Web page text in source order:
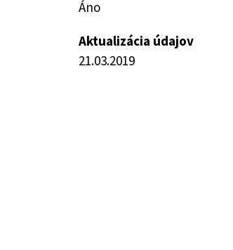
Áno
Aktualizácia údajov
21.03.2019